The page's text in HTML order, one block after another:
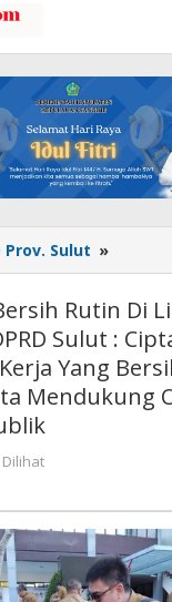
Prov. Sulut »
Bersih-
Rutin
Di
DPRD
Kerja
Yang
Bersih
Rutin Di
Sulut :
Yang
Mendukung
Dilihat